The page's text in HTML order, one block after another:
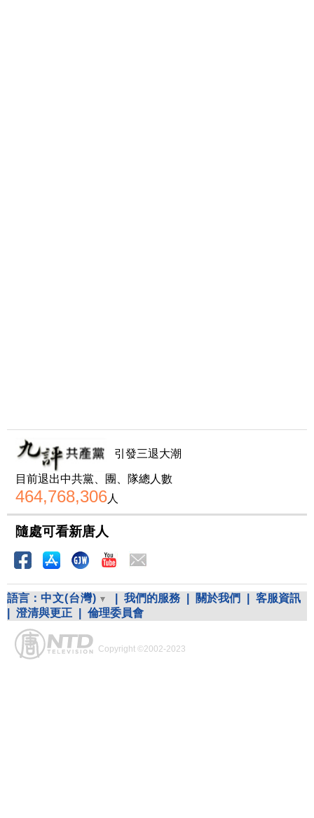
引發三退大潮
目前退出中共黨、團、隊總人數
464,768,306人
隨處可看新唐人
語言： 中文(台灣) 我們的服務 關於我們
客服資訊
澄清與更正 倫理委員會
Copyright ©2002-2023